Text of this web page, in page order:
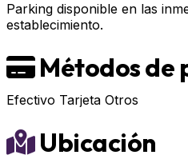
Parking disponible en las
establecimiento.
Métodos de
Efectivo Tarjeta Otros
Ubicación